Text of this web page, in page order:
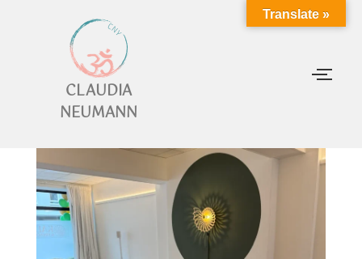
CLAUDIA
NEUMANN
Translate »